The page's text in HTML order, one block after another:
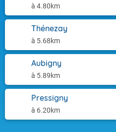
à 4.80km
Thénezay
à 5.68km
Aubigny
à 5.89km
Pressigny
à 6.20km